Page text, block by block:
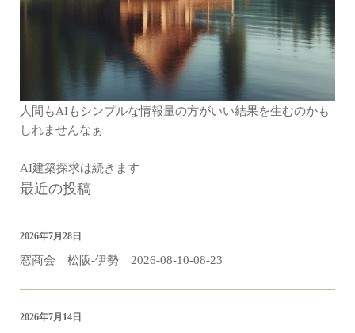
人間もAIもシンプルな情報量の方がいい結果を生むのかも
しれませんなぁ
AI建築探求は続きます
最近の投稿
窓商会 松阪-伊勢 2026-08-10-08-23
2026年7月28日
2026年7月14日